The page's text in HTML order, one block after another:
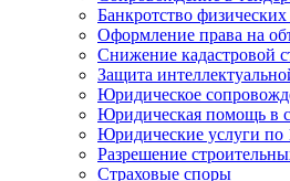
Банкротство
Оформление права на
Снижение кадастровой
Защита
Юридическое
Юридическая помощь в
Юридические услуги по
Разрешение
Страховые споры